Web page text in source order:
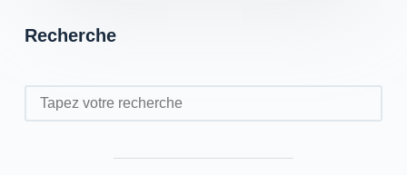
Recherche
Rechercher